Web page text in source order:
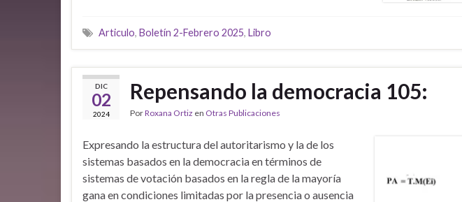
Articulo, Boletín 2-Febrero 2025, Libro
DIC
02
2024
Repensando la democracia 105:
PorRoxana Ortiz en Otras Publicaciones
Expresando la estructura del autoritarismo y la de los
sistemas basados ​​en la democracia en términos de
sistemas de votación basados en ​​la regla de la mayoría
gana en condiciones limitadas por la presencia o ausencia